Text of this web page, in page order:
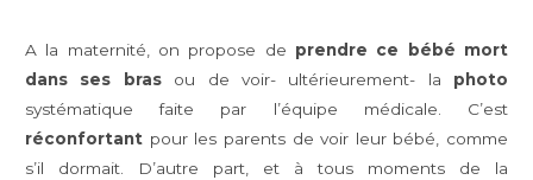
A la maternité, on propose de prendre ce bébé mort
dans ses brasou de voir- ultérieurement- la photo
systématique faite par l’équipe médicale. C’est
réconfortant pour les parents de voir leur bébé, comme
s’il dormait. D’autre part, et à tous moments de la